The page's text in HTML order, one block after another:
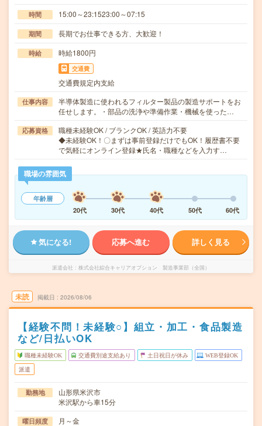
時間 15:00～23:1523:00～07:15
期間 長期でお仕事できる方、大歓迎！
時給 時給1800円
交通費
交通費規定内支給
仕事内容
半導体製造に使われるフィルター製品の製造サポートをお
任せします。・部品の洗浄や準備作業・機械を使った…
応募資格
職種未経験OK / ブランクOK / 英語力不要
◆未経験OK！〇まずは事前登録だけでもOK！履歴書不要
で気軽にオンライン登録★氏名・職種などを入力す…
職場の雰囲気
年齢層
20代
30代 40代 50代 60代
気になる! 応募へ進む 詳しく見る
派遣会社 株式会社綜合キャリアオプション 製造事業部（全国）
未読 掲載日 2026/08/06
【経験不問！未経験○】組立・加工・食品製造
など/日払いOK
職種未経験OK 交通費別途支給あり 土日祝日が休み WEB登録OK
派遣
勤務地
山形県米沢市
米沢駅から車15分
曜日頻度 月～金